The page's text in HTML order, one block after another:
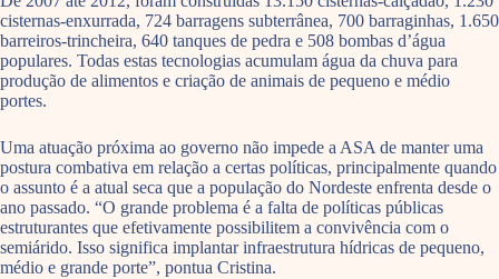
cisternas-enxurrada, 724 barragens subterrânea, 700 barraginhas, 1.650
barreiros-trincheira, 640 tanques de pedra e 508 bombas d’água
populares. Todas estas tecnologias acumulam água da chuva para
produção de alimentos e criação de animais de pequeno e médio
portes.
Uma atuação próxima ao governo não impede a ASA de manter uma
postura combativa em relação a certas políticas, principalmente quando
o assunto é a atual seca que a população do Nordeste enfrenta desde o
ano passado. “O grande problema é a falta de políticas públicas
estruturantes que efetivamente possibilitem a convivência com o
semiárido. Isso significa implantar infraestrutura hídricas de pequeno,
médio e grande porte”, pontua Cristina.